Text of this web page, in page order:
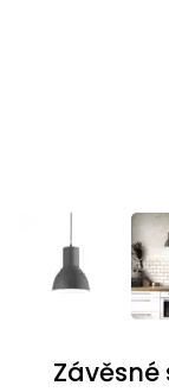
Závěsné